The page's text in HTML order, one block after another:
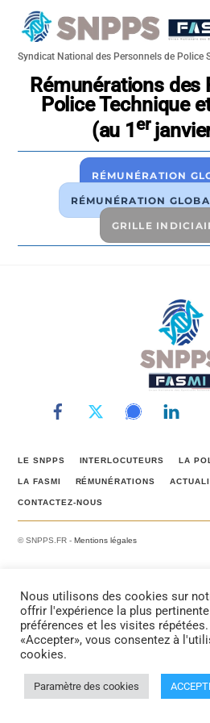
Syndicat National des Personnels de Police
Rémunérations des
Police Technique
(au 1 er
RÉMUNÉRATION
RÉMUNÉRATION
GRILLE
Back
To
Top
LE SNPPS INTERLOCUTEURS LA
LA FASMI RÉMUNÉRATIONS
CONTACTEZ-NOUS
© SNPPS.FR -Mentions légales
Nous utilisons des cookies sur
offrir l'expérience la plus
préférences et les visites
«Accepter», vous consentez à
cookies.
Paramètre des cookies